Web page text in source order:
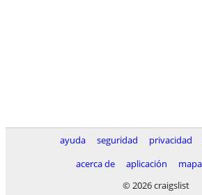
ayuda seguridad privacidad
acerca de
aplicación
© 2026 craigslist